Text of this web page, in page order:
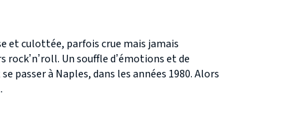
et culottée, parfois crue mais jamais
rock’n’roll. Un souffle d’émotions et de
passer à Naples, dans les années 1980. Alors